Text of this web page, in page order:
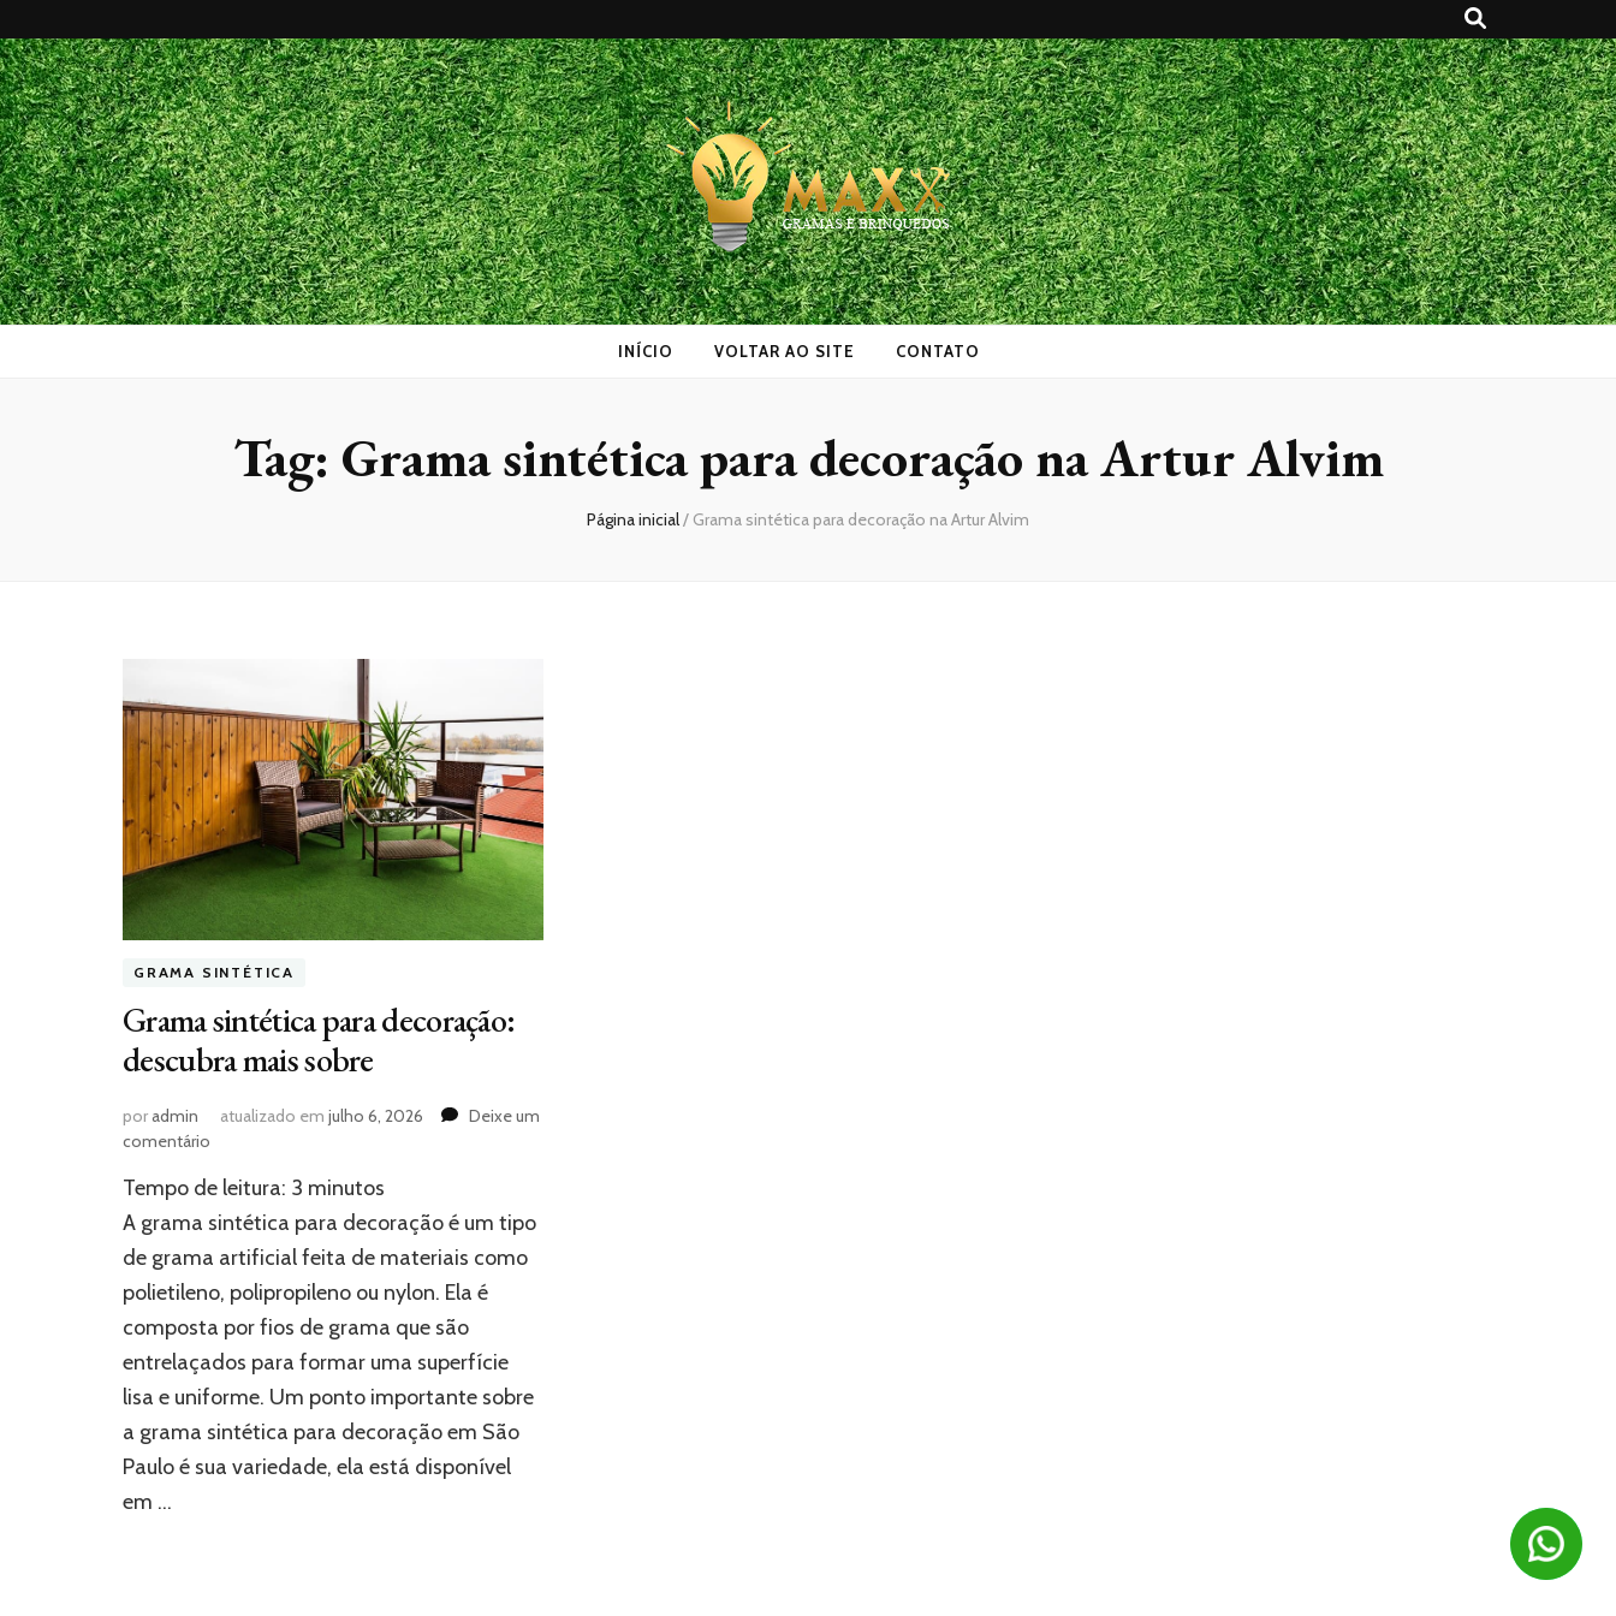
Maxx Gramas
Blog
INÍCIO VOLTAR AO SITE CONTATO
Tag: Grama sintética para decoração na Artur Alvim
Página inicial/ Grama sintética para decoração na Artur Alvim
GRAMA SINTÉTICA
Grama sintética para decoração:
descubra mais sobre
poradmin atualizado em julho 6, 2026
Deixe um
comentário
sintética
para
descubra
mais
Tempo de leitura: 3 minutos
A grama sintética para decoração é um tipo
de grama artificial feita de materiais como
polietileno, polipropileno ou nylon. Ela é
composta por fios de grama que são
entrelaçados para formar uma superfície
lisa e uniforme. Um ponto importante sobre
a grama sintética para decoração em São
Paulo é sua variedade, ela está disponível
em …